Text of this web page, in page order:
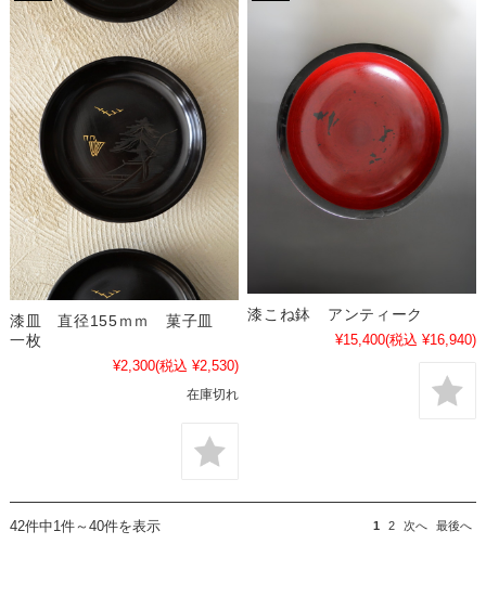
漆皿 直径155ｍｍ 菓子皿
一枚
¥2,300(税込 ¥2,530)
在庫切れ
漆こね鉢 アンティーク
¥15,400(税込 ¥16,940)
42件中1件～40件を表示 1 2 次へ 最後へ